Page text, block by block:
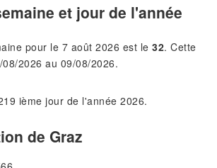
et jour de l'année
pour le 7 août 2026 est le 32. Cette
2026 au 09/08/2026.
ième jour de l'année 2026.
de Graz